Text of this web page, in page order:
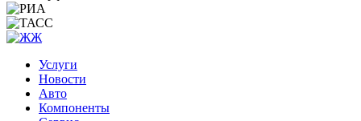
Услуги
Новости
Авто
Компоненты